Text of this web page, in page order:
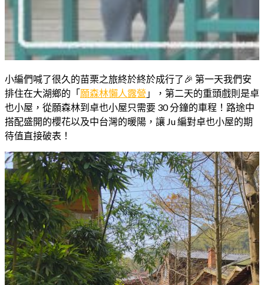
小編們喊了很久的苗栗之旅終於終於成行了🎉 第一天我們安
排住在大湖鄉的「願森林懶人露營 」，第二天的重頭戲則是卓
也小屋，從願森林到卓也小屋只需要 30 分鐘的車程！路途中
搭配盛開的櫻花以及中台灣的暖陽，讓 Ju 編對卓也小屋的期
待值直接破表！